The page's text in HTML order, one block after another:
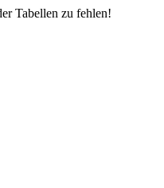
Tabellen zu fehlen!